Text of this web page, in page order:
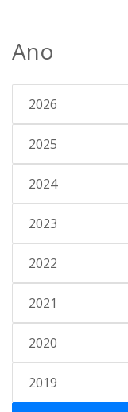
Ano
2026
2025
2024
2023
2022
2021
2020
2019